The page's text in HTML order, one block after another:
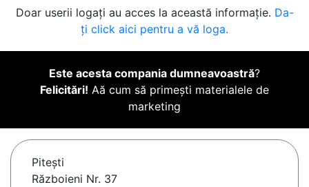
Doar userii logați au acces la această informație. Da-
ți click aici pentru a vă loga.
Este acesta compania dumneavoastră?
Felicitări! Aă cum să primești materialele de
marketing
Piteşti
Războieni Nr. 37